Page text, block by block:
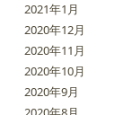
2021年1月
2020年12月
2020年11月
2020年10月
2020年9月